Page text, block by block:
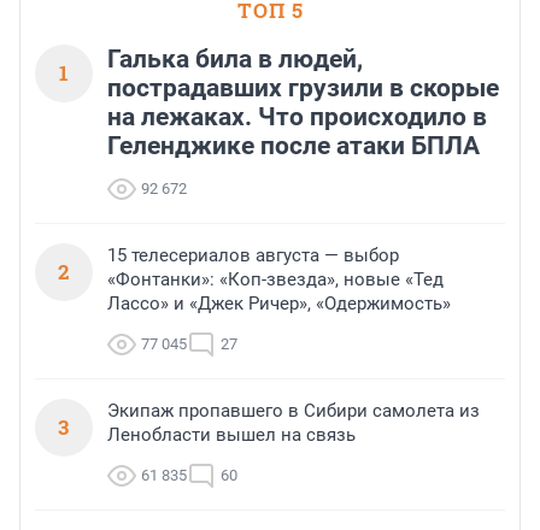
ТОП 5
1
Галька била в людей,
пострадавших грузили в скорые
на лежаках. Что происходило в
Геленджике после атаки БПЛА
92 672
2
15 телесериалов августа — выбор
«Фонтанки»: «Коп-звезда», новые «Тед
Лассо» и «Джек Ричер», «Одержимость»
77 045 27
3
Экипаж пропавшего в Сибири самолета из
Ленобласти вышел на связь
61 835 60